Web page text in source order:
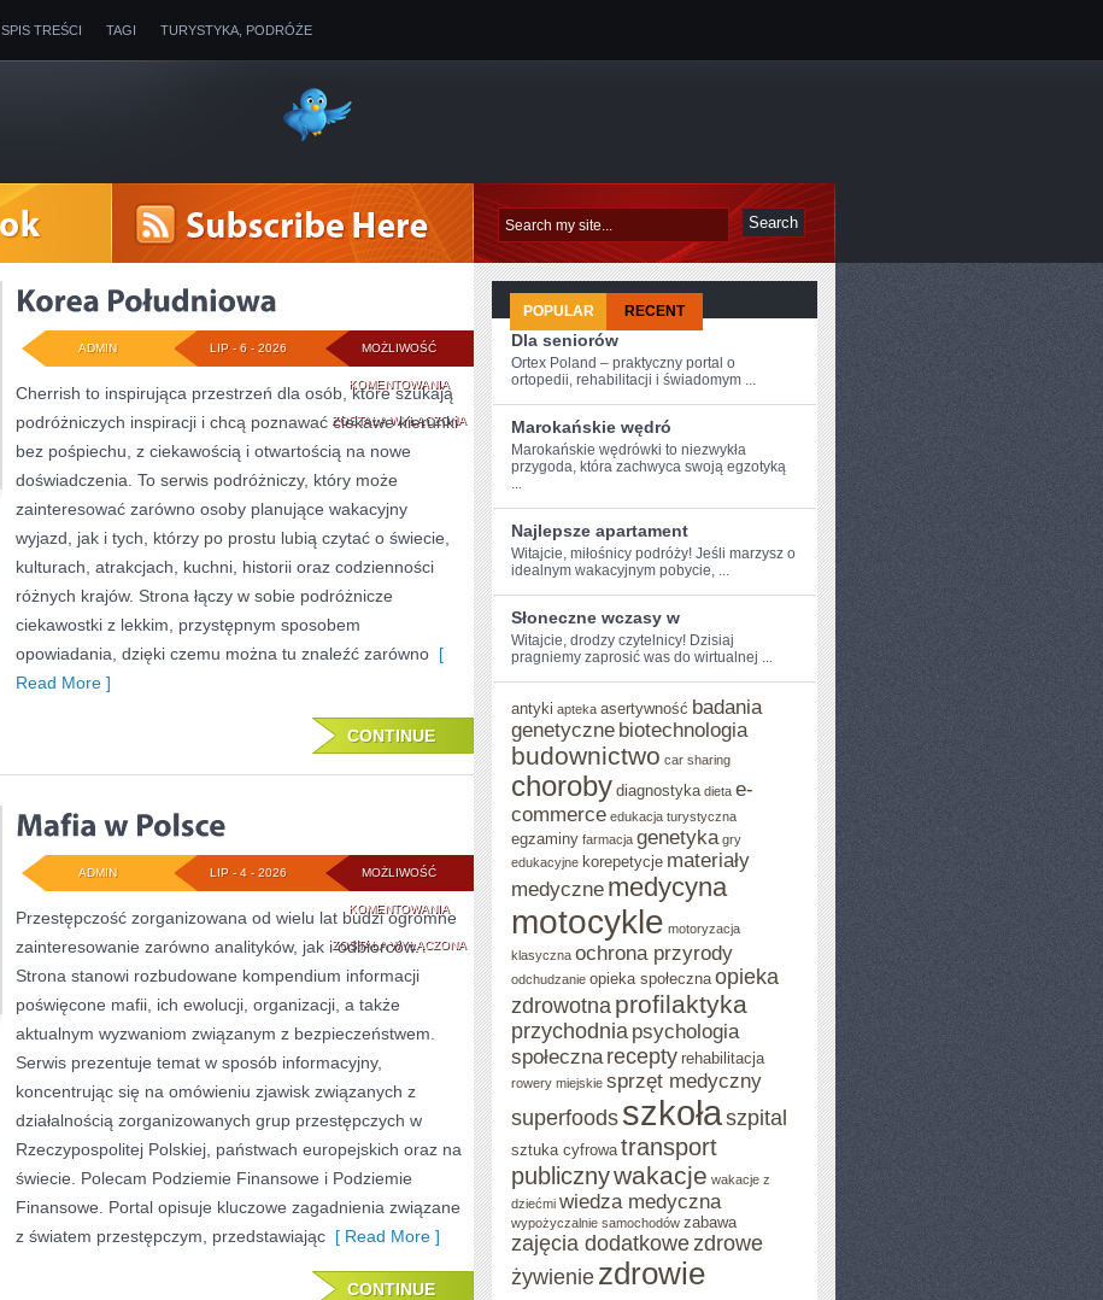
SPIS TREŚCI TAGI TURYSTYKA, PODRÓŻE
MOŻLIWOŚĆ
KOMENTOWANIAKOREA
POŁUDNIOWA
ZOSTAŁA WYŁĄCZONA
LIP - 6 - 2026
ADMIN
Cherrish to inspirująca przestrzeń dla osób, które szukają
podróżniczych inspiracji i chcą poznawać ciekawe kierunki
bez pośpiechu, z ciekawością i otwartością na nowe
doświadczenia. To serwis podróżniczy, który może
zainteresować zarówno osoby planujące wakacyjny
wyjazd, jak i tych, którzy po prostu lubią czytać o świecie,
kulturach, atrakcjach, kuchni, historii oraz codzienności
różnych krajów. Strona łączy w sobie podróżnicze
ciekawostki z lekkim, przystępnym sposobem
opowiadania, dzięki czemu można tu znaleźć zarówno [
Read More ]
CONTINUE
MOŻLIWOŚĆ
KOMENTOWANIAMAFIA
W
POLSCE
ZOSTAŁA WYŁĄCZONA
LIP - 4 - 2026
ADMIN
Przestępczość zorganizowana od wielu lat budzi ogromne
zainteresowanie zarówno analityków, jak i odbiorców.
Strona stanowi rozbudowane kompendium informacji
poświęcone mafii, ich ewolucji, organizacji, a także
aktualnym wyzwaniom związanym z bezpieczeństwem.
Serwis prezentuje temat w sposób informacyjny,
koncentrując się na omówieniu zjawisk związanych z
działalnością zorganizowanych grup przestępczych w
Rzeczypospolitej Polskiej, państwach europejskich oraz na
świecie. Polecam Podziemie Finansowe i Podziemie
Finansowe. Portal opisuje kluczowe zagadnienia związane
z światem przestępczym, przedstawiając [ Read More ]
CONTINUE
POPULAR RECENT
Dla seniorów
Ortex Poland – praktyczny portal o
ortopedii, rehabilitacji i świadomym ...
Marokańskie wędró
Marokańskie wędrówki ​to niezwykła
przygoda, która zachwyca swoją egzotyką
...
Najlepsze apartament
Witajcie, miłośnicy​ podróży! Jeśli ‌marzysz o
idealnym wakacyjnym pobycie, ...
Słoneczne wczasy w
Witajcie, drodzy‌ czytelnicy! Dzisiaj
pragniemy zaprosić was do wirtualnej‌ ...
antyki apteka asertywność badania
genetyczne biotechnologia
budownictwo car sharing
choroby diagnostyka dieta e-
commerce edukacja turystyczna
egzaminy farmacja genetyka gry
edukacyjne korepetycje materiały
medyczne medycyna
motocykle motoryzacja
klasyczna ochrona przyrody
odchudzanie opieka społeczna opieka
zdrowotna profilaktyka
przychodnia psychologia
społeczna recepty rehabilitacja
rowery miejskie sprzęt medyczny
superfoods szkołaszpital
sztuka cyfrowa transport
publicznywakacje wakacje z
dziećmi wiedza medyczna
wypożyczalnie samochodów zabawa
zajęcia dodatkowezdrowe
żywienie zdrowie